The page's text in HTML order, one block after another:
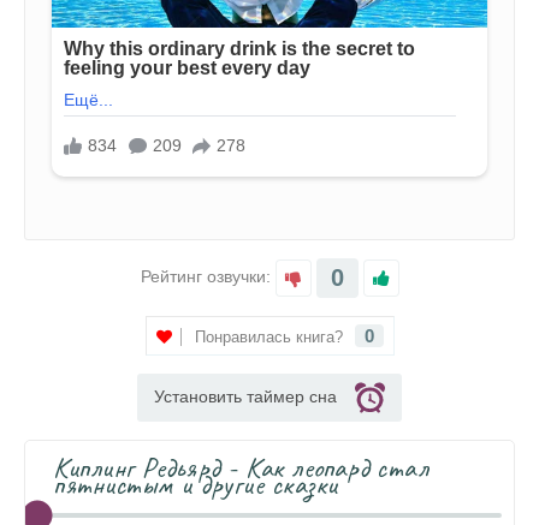
Рейтинг озвучки: 0
Понравилась книга? 0
Установить таймер сна
Киплинг Редьярд - Как леопард стал
пятнистым и другие сказки